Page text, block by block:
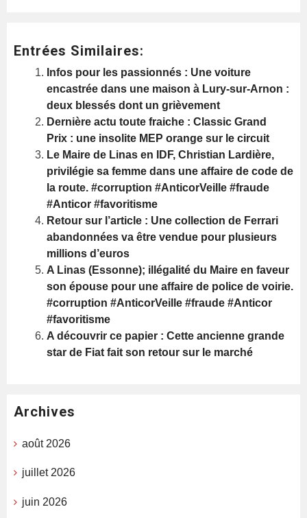
Entrées Similaires:
Infos pour les passionnés : Une voiture
encastrée dans une maison à Lury-sur-Arnon :
deux blessés dont un grièvement
Dernière actu toute fraiche : Classic Grand
Prix : une insolite MEP orange sur le circuit
Le Maire de Linas en IDF, Christian Lardière,
privilégie sa femme dans une affaire de code de
la route. #corruption #AnticorVeille #fraude
#Anticor #favoritisme
Retour sur l’article : Une collection de Ferrari
abandonnées va être vendue pour plusieurs
millions d’euros
A Linas (Essonne); illégalité du Maire en faveur
son épouse pour une affaire de police de voirie.
#corruption #AnticorVeille #fraude #Anticor
#favoritisme
A découvrir ce papier : Cette ancienne grande
star de Fiat fait son retour sur le marché
Archives
août 2026
juillet 2026
juin 2026